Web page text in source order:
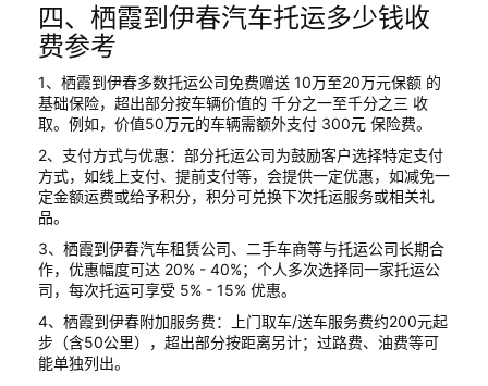
四、栖霞到伊春汽车托运多少钱收
费参考
1、栖霞到伊春多数托运公司免费赠送 10万至20万元保额 的
基础保险，超出部分按车辆价值的 千分之一至千分之三 收
取。例如，价值50万元的车辆需额外支付 300元 保险费。
2、支付方式与优惠：部分托运公司为鼓励客户选择特定支付
方式，如线上支付、提前支付等，会提供一定优惠，如减免一
定金额运费或给予积分，积分可兑换下次托运服务或相关礼
品。
3、栖霞到伊春汽车租赁公司、二手车商等与托运公司长期合
作，优惠幅度可达 20% - 40%；个人多次选择同一家托运公
司，每次托运可享受 5% - 15% 优惠。
4、栖霞到伊春附加服务费：上门取车/送车服务费约200元起
步（含50公里），超出部分按距离另计；过路费、油费等可
能单独列出。